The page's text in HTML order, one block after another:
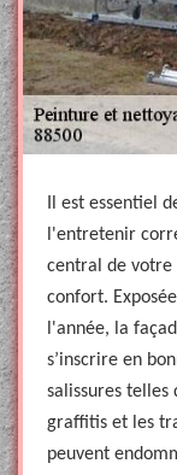
Il est essentiel
l'entretenir
central de
confort.
l'année, la
s’inscrire en
salissures telles
graffitis et les
peuvent